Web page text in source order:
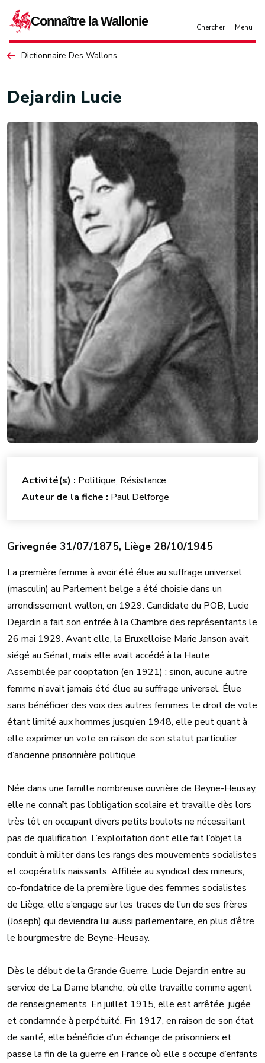
Dictionnaire Des Wallons
Dejardin Lucie
Grivegnée 31/07/1875, Liège 28/10/1945
La première femme à avoir été élue au suffrage universel
(masculin) au Parlement belge a été choisie dans un
arrondissement wallon, en 1929. Candidate du POB, Lucie
Dejardin a fait son entrée à la Chambre des représentants le
26 mai 1929. Avant elle, la Bruxelloise Marie Janson avait
siégé au Sénat, mais elle avait accédé à la Haute
Assemblée par cooptation (en 1921) ; sinon, aucune autre
femme n’avait jamais été élue au suffrage universel. Élue
sans bénéficier des voix des autres femmes, le droit de vote
étant limité aux hommes jusqu’en 1948, elle peut quant à
elle exprimer un vote en raison de son statut particulier
d’ancienne prisonnière politique.
Née dans une famille nombreuse ouvrière de Beyne-Heusay,
elle ne connaît pas l’obligation scolaire et travaille dès lors
très tôt en occupant divers petits boulots ne nécessitant
pas de qualification. L’exploitation dont elle fait l’objet la
conduit à militer dans les rangs des mouvements socialistes
et coopératifs naissants. Affiliée au syndicat des mineurs,
co-fondatrice de la première ligue des femmes socialistes
de Liège, elle s’engage sur les traces de l’un de ses frères
(Joseph) qui deviendra lui aussi parlementaire, en plus d’être
le bourgmestre de Beyne-Heusay.
Dès le début de la Grande Guerre, Lucie Dejardin entre au
service de La Dame blanche, où elle travaille comme agent
de renseignements. En juillet 1915, elle est arrêtée, jugée
et condamnée à perpétuité. Fin 1917, en raison de son état
de santé, elle bénéficie d’un échange de prisonniers et
passe la fin de la guerre en France où elle s’occupe d’enfants
Activité(s) : Politique, Résistance
Auteur de la fiche : Paul Delforge